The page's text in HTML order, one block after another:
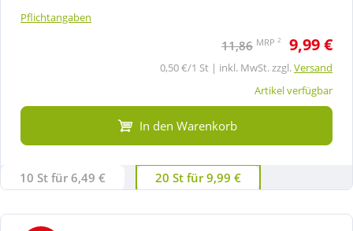
Pflichtangaben
11,86 MRP 2 9,99 €
0,50 €/1 St | inkl. MwSt. zzgl.Versand
Artikel verfügbar
In den Warenkorb
10 St für 6,49 € 20 St für 9,99 €